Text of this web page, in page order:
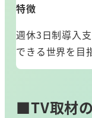
特徴
週休3日制導入
できる世界を目
■TV取材